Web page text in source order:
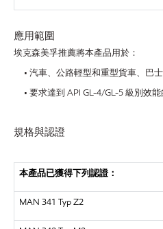
應用範圍
埃克森美孚推薦將本產品用於：
• 汽車、公路輕型和重型貨車、巴
• 要求達到 API GL-4/GL-5 級別效
規格與認證
本產品已獲得下列認證：
MAN 341 Typ Z2